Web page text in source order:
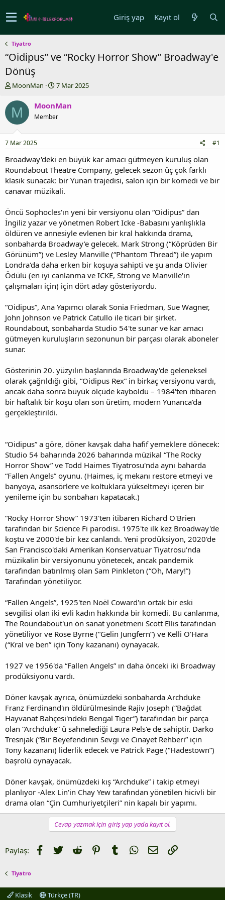
Giriş yap Kayıt ol
Tiyatro
“Oidipus” ve “Rocky Horror Show” Broadway'e
Dönüş
K
n
u
y
b
a
ş
a
t
a
MoonMan
B
ş
a
a
r
i
i
7 Mar 2025
M MoonMan
Member
7 Mar 2025 #1
Broadway'deki en büyük kar amacı gütmeyen kuruluş olan
Roundabout Theatre Company, gelecek sezon üç çok farklı
klasik sunacak: bir Yunan trajedisi, salon için bir komedi ve bir
canavar müzikali.
Öncü Sophocles'ın yeni bir versiyonu olan “Oidipus” dan
İngiliz yazar ve yönetmen Robert Icke -Babasını yanlışlıkla
öldüren ve annesiyle evlenen bir kral hakkında drama,
sonbaharda Broadway'e gelecek. Mark Strong (“Köprüden Bir
Görünüm”) ve Lesley Manville (“Phantom Thread”) ile yapım
Londra'da daha erken bir koşuya sahipti ve şu anda Olivier
Ödülü (en iyi canlanma ve ICKE, Strong ve Manville'in
çalışmaları için) için dört aday gösteriyordu.
“Oidipus”, Ana Yapımcı olarak Sonia Friedman, Sue Wagner,
John Johnson ve Patrick Catullo ile ticari bir şirket.
Roundabout, sonbaharda Studio 54'te sunar ve kar amacı
gütmeyen kuruluşların sezonunun bir parçası olarak aboneler
sunar.
Gösterinin 20. yüzyılın başlarında Broadway'de geleneksel
olarak çağrıldığı gibi, “Oidipus Rex” in birkaç versiyonu vardı,
ancak daha sonra büyük ölçüde kayboldu – 1984'ten itibaren
bir haftalık bir koşu olan son üretim, modern Yunanca'da
gerçekleştirildi.
“Oidipus” a göre, döner kavşak daha hafif yemeklere dönecek:
Studio 54 baharında 2026 baharında müzikal “The Rocky
Horror Show” ve Todd Haimes Tiyatrosu'nda aynı baharda
“Fallen Angels” oyunu. (Haimes, iç mekanı restore etmeyi ve
banyoya, asansörlere ve koltuklara yükseltmeyi içeren bir
yenileme için bu sonbaharı kapatacak.)
“Rocky Horror Show” 1973'ten itibaren Richard O'Brien
tarafından bir Science Fi parodisi. 1975'te ilk kez Broadway'de
koştu ve 2000'de bir kez canlandı. Yeni prodüksiyon, 2020'de
San Francisco'daki Amerikan Konservatuar Tiyatrosu'nda
müzikalin bir versiyonunu yönetecek, ancak pandemik
tarafından batırılmış olan Sam Pinkleton (“Oh, Mary!”)
Tarafından yönetiliyor.
“Fallen Angels”, 1925'ten Noël Coward'ın ortak bir eski
sevgilisi olan iki evli kadın hakkında bir komedi. Bu canlanma,
The Roundabout'un ön sanat yönetmeni Scott Ellis tarafından
yönetiliyor ve Rose Byrne (“Gelin Jungfern”) ve Kelli O'Hara
(“Kral ve ben” için Tony kazananı) oynayacak.
1927 ve 1956'da “Fallen Angels” ın daha önceki iki Broadway
prodüksiyonu vardı.
Döner kavşak ayrıca, önümüzdeki sonbaharda Archduke
Franz Ferdinand'ın öldürülmesinde Rajiv Joseph (“Bağdat
Hayvanat Bahçesi'ndeki Bengal Tiger”) tarafından bir parça
olan “Archduke” ü sahnelediği Laura Pels'e de sahiptir. Darko
Tresnjak (“Bir Beyefendinin Sevgi ve Cinayet Rehberi” için
Tony kazananı) liderlik edecek ve Patrick Page (“Hadestown”)
başrolü oynayacak.
Döner kavşak, önümüzdeki kış “Archduke” i takip etmeyi
planlıyor -Alex Lin'in Chay Yew tarafından yönetilen hicivli bir
drama olan “Çin Cumhuriyetçileri” nin kapalı bir yapımı.
Cevap yazmak için giriş yap yada kayıt ol.
Paylaş: Facebook
TwitterReddit PinterestTumblrWhatsApp
E-postaLink
Tiyatro
Klasik Türkçe (TR)